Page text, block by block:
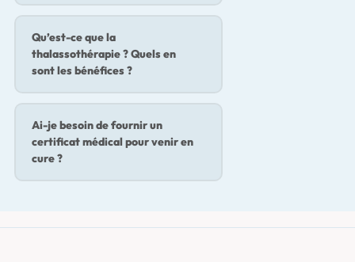
Qu’est-ce que la
thalassothérapie ? Quels en
sont les bénéfices ?
Ai-je besoin de fournir un
certificat médical pour venir en
cure ?